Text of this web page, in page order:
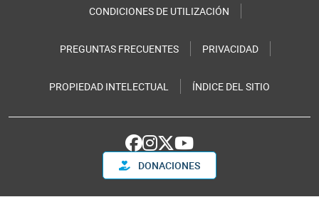
CONDICIONES DE UTILIZACIÓN
PREGUNTAS FRECUENTES PRIVACIDAD
PROPIEDAD INTELECTUAL ÍNDICE DEL SITIO
DONACIONES